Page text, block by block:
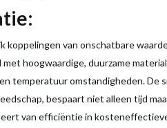
koppelingen van onschatbare
hoogwaardige, duurzame
temperatuur omstandigheden. De
bespaart niet alleen tijd
van efficiëntie in